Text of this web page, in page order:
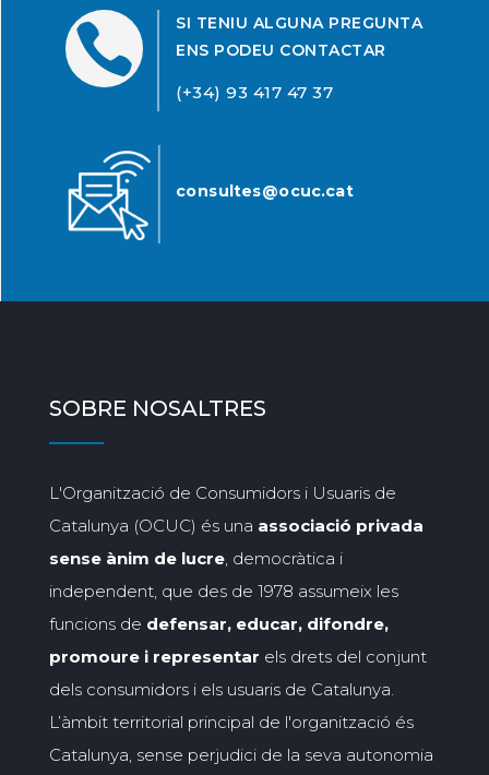

SI TENIU ALGUNA PREGUNTA
ENS PODEU CONTACTAR
(+34) 93 417 47 37
consultes@ocuc.cat
SOBRE NOSALTRES
L'Organització de Consumidors i Usuaris de
Catalunya (OCUC) és una associació privada
sense ànim de lucre, democràtica i
independent, que des de 1978 assumeix les
funcions de defensar, educar, difondre,
promoure i representar els drets del conjunt
dels consumidors i els usuaris de Catalunya.
L’àmbit territorial principal de l'organització és
Catalunya, sense perjudici de la seva autonomia